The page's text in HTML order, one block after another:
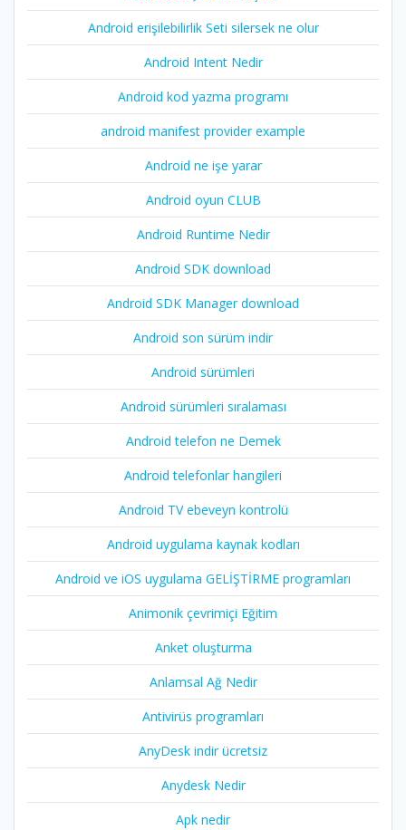
Android erişilebilirlik Seti silersek ne olur
Android Intent Nedir
Android kod yazma programı
android manifest provider example
Android ne işe yarar
Android oyun CLUB
Android Runtime Nedir
Android SDK download
Android SDK Manager download
Android son sürüm indir
Android sürümleri
Android sürümleri sıralaması
Android telefon ne Demek
Android telefonlar hangileri
Android TV ebeveyn kontrolü
Android uygulama kaynak kodları
Android ve iOS uygulama GELİŞTİRME programları
Animonik çevrimiçi Eğitim
Anket oluşturma
Anlamsal Ağ Nedir
Antivirüs programları
AnyDesk indir ücretsiz
Anydesk Nedir
Apk nedir